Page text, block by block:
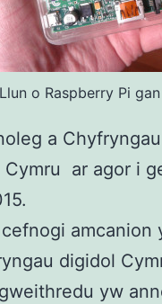
Llun o Raspberry Pi
a
ar agor i
cefnogi
digidol
yw